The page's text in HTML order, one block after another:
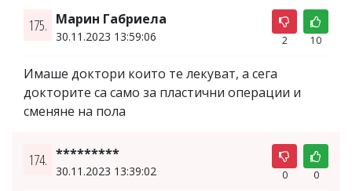
175. Марин Габриела
30.11.2023 13:59:06 2 10
Имаше доктори които те лекуват, а сега
докторите са само за пластични операции и
сменяне на пола
174. *********
30.11.2023 13:39:02 0 0